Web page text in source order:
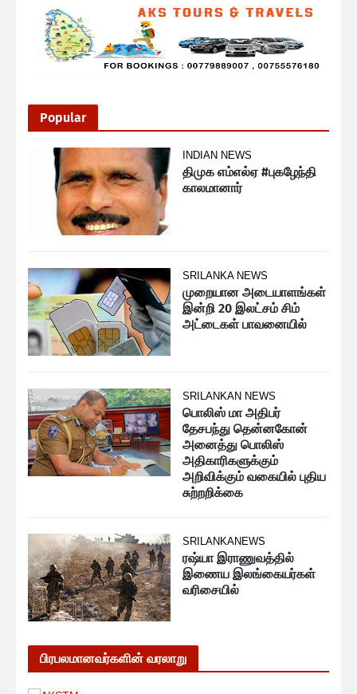
Popular
INDIAN NEWS
திமுக எம்எல்ஏ #புகழேந்தி
காலமானார்
SRILANKA NEWS
முறையான அடையாளங்கள்
இன்றி 20 இலட்சம் சிம்
அட்டைகள் பாவனையில்
SRILANKAN NEWS
பொலிஸ் மா அதிபர்
தேசபந்து தென்னகோன்
அனைத்து பொலிஸ்
அதிகாரிகளுக்கும்
அறிவிக்கும் வகையில் புதிய
சுற்றறிக்கை
SRILANKANEWS
ரஷ்யா இராணுவத்தில்
இணைய இலங்கையர்கள்
வரிசையில்
பிரபலமானவர்களின் வரலாறு